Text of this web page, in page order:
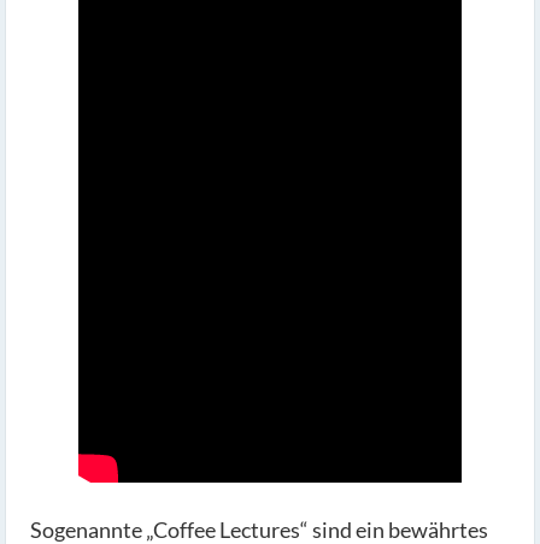
Sogenannte „Coffee Lectures“ sind ein bewährtes